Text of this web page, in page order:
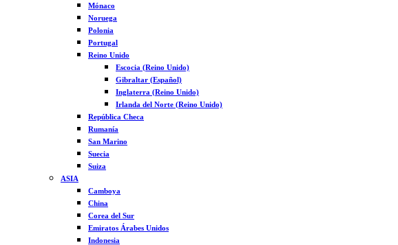
Mónaco
Noruega
Polonia
Portugal
Reino Unido
Escocia (Reino Unido)
Gibraltar (Español)
Inglaterra (Reino Unido)
Irlanda del Norte (Reino Unido)
República Checa
Rumanía
San Marino
Suecia
Suiza
ASIA
Camboya
China
Corea del Sur
Emiratos Árabes Unidos
Indonesia